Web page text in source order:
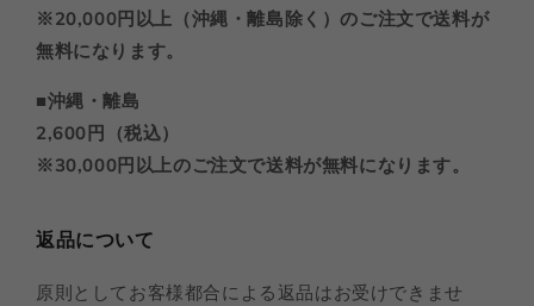
※20,000円以上（沖縄・離島除く）のご注文で送料が
無料になります。
■沖縄・離島
2,600円（税込）
※30,000円以上のご注文で送料が無料になります。
返品について
原則としてお客様都合による返品はお受けできませ